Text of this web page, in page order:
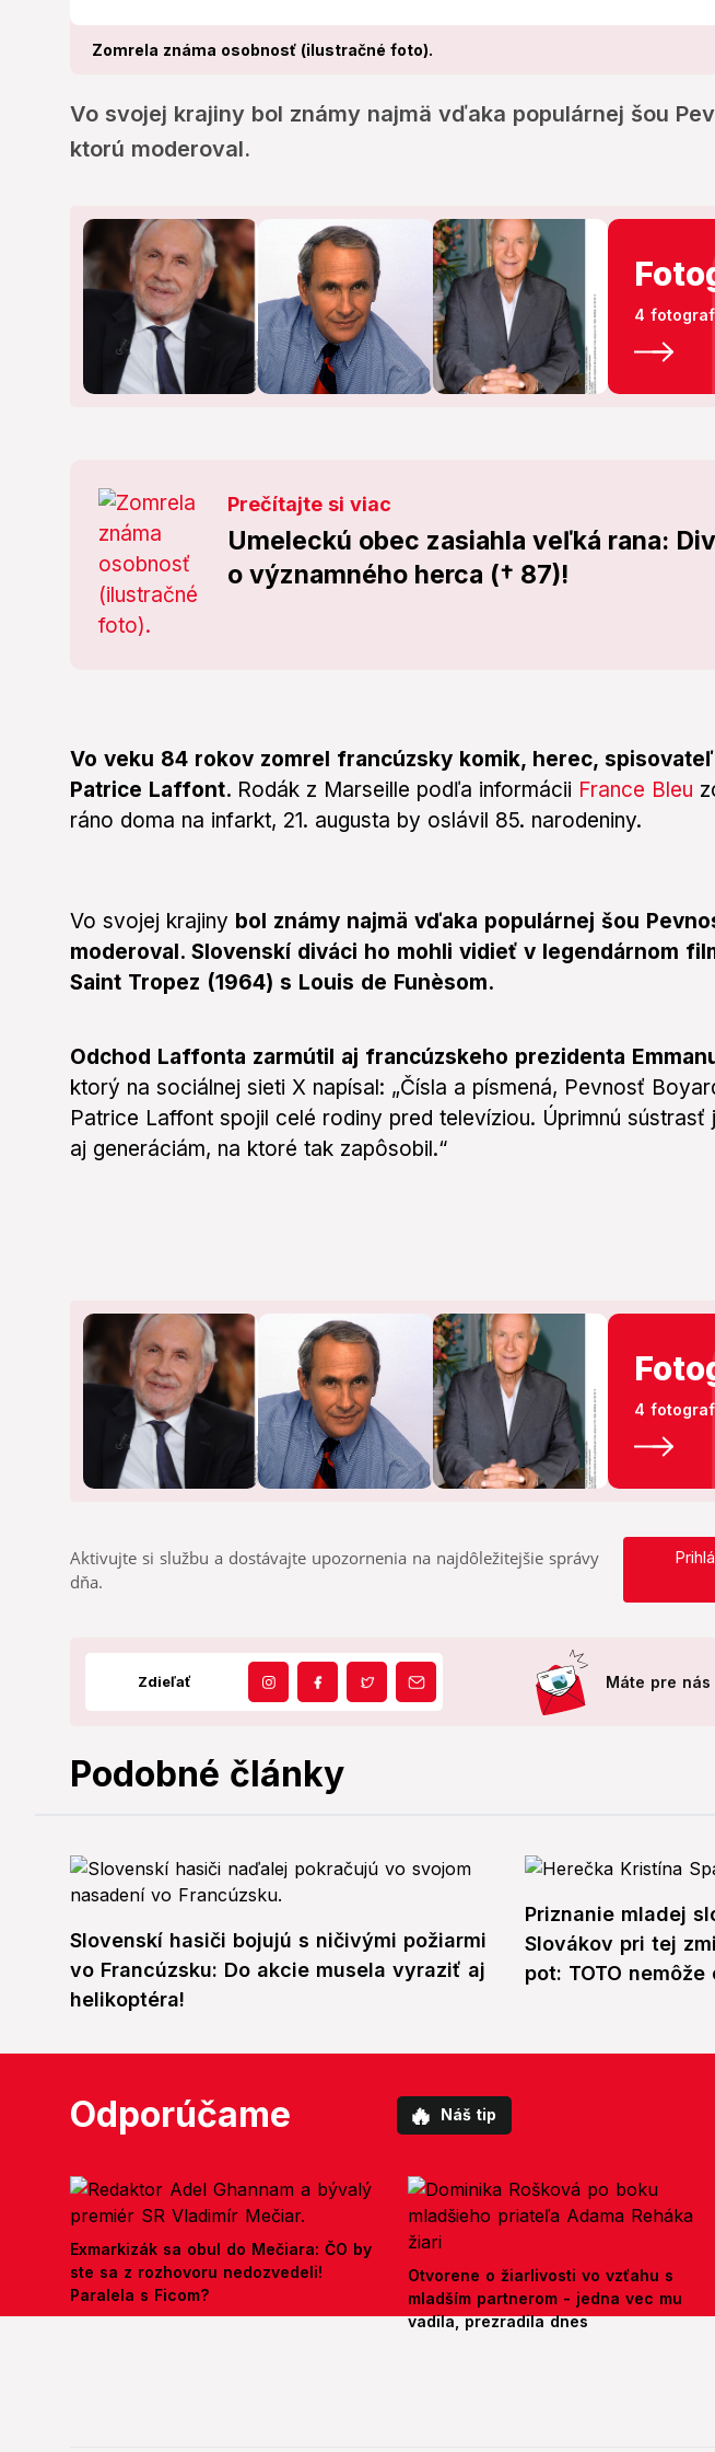
Zomrela známa osobnosť (ilustračné foto).
Vo svojej krajiny bol známy najmä vďaka populárnej šou
ktorú moderoval.
4
Prečítajte si viac
Umeleckú obec zasiahla veľká rana:
o významného herca († 87)!
Vo veku 84 rokov zomrel francúzsky komik, herec,
Patrice Laffont. Rodák z Marseille podľa informácii France Bleu
ráno doma na infarkt, 21. augusta by oslávil 85. narodeniny.
Vo svojej krajiny bol známy najmä vďaka populárnej šou
moderoval. Slovenskí diváci ho mohli vidieť v legendárnom
Saint Tropez (1964) s Louis de Funèsom.
Odchod Laffonta zarmútil aj francúzskeho prezidenta
ktorý na sociálnej sieti X napísal: „Čísla a písmená, Pevnosť
Patrice Laffont spojil celé rodiny pred televíziou. Úprimnú sústrasť
aj generáciám, na ktoré tak zapôsobil.“
4
Aktivujte si službu a dostávajte upozornenia na najdôležitejšie správy
dňa.
Zdieľať Máte pre nás
Podobné články
Slovenskí hasiči bojujú s ničivými požiarmi
vo Francúzsku: Do akcie musela vyraziť aj
helikoptéra!
Priznanie mladej
Slovákov pri tej
pot: TOTO
Odporúčame 🔥 Náš tip
Exmarkizák sa obul do Mečiara: ČO by
ste sa z rozhovoru nedozvedeli!
Paralela s Ficom?
Otvorene o žiarlivosti vo vzťahu s
mladším partnerom - jedna vec mu
vadila, prezradila dnes